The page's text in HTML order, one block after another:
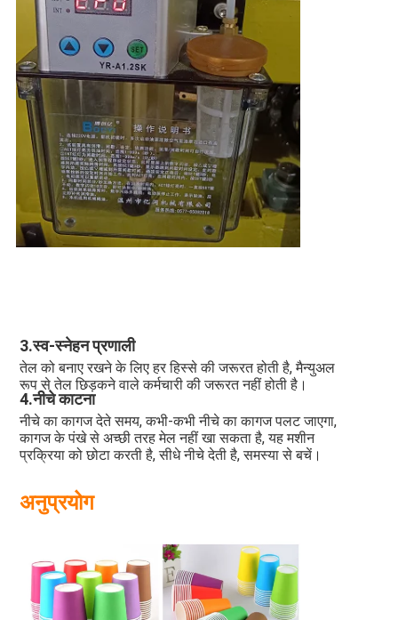
3.स्व-स्नेहन प्रणाली
तेल को बनाए रखने के लिए हर हिस्से की जरूरत होती है, मैन्युअल
रूप से तेल छिड़कने वाले कर्मचारी की जरूरत नहीं होती है।
4.नीचे काटना
नीचे का कागज देते समय, कभी-कभी नीचे का कागज पलट जाएगा,
कागज के पंखे से अच्छी तरह मेल नहीं खा सकता है, यह मशीन
प्रक्रिया को छोटा करती है, सीधे नीचे देती है, समस्या से बचें।
अनुप्रयोग